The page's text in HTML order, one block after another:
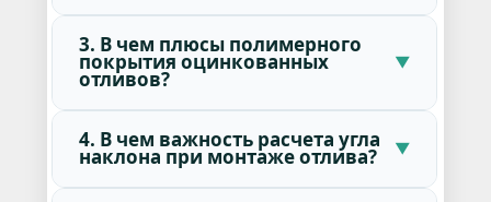
3. В чем плюсы полимерного
покрытия оцинкованных
отливов?
4. В чем важность расчета угла
наклона при монтаже отлива?